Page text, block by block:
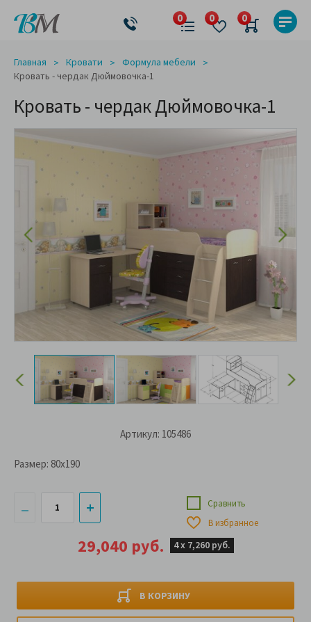
Главная Кровати
Формула мебели
Кровать - чердак Дюймовочка-1
Кровать - чердак Дюймовочка-1
Артикул: 105486
29,040 руб. 4 х 7,260 руб.
В КОРЗИНУ
Сравнить
В избранное
Размер: 80x190